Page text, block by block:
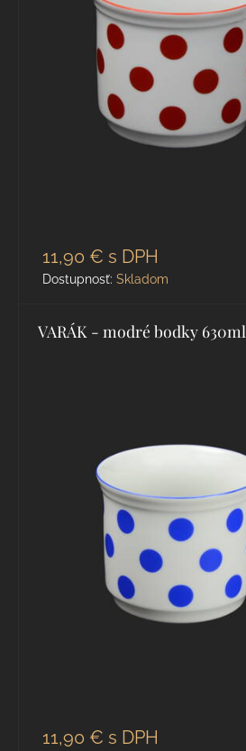
11,90 € s DPH
Dostupnosť: Skladom
VARÁK - modré bodky 630ml
11,90 € s DPH